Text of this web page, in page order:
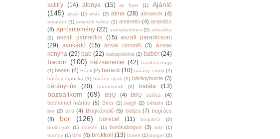
actifry (14) áfonya (15) air fryer (1)
Ajánló
(145)
ajvár (1) akác (2) alma (28) almaecet (4)
amaránt (1) amaretti keksz (1) amaretto (4) ananász
(8) aprósütemény (22) aranydurbincs (2) articsóka
(2)
aszalt gyümölcs (15) aszalt paradicsom
(29) avokádó (15) ázsiai citromfű (3)
ázsiai
konyha (29) bab (22) babapiskóta (2) babér (24)
bacon (100) balzsamecet (42) bambuszrügy
(1) banán (4) Bánk (2) barack (10) bárány comb (2)
bárány lapocka (1) bárány nyak (1) bárányborda (3)
bárányhús (20) barramundi (2) batáta (13)
bazsalikom (69) BBQ (4) BBQ szósz
(4)
bechamel mártás (5) Bécs (1) bejgli (2) bélszín (1)
bio (2) birs (4) Blogkóstoló (5) bodza (7) bogrács
(8)
bor (126) borecet (11) borjúbríz
(2)
borjúnyak (1) borkén (1) borókabogyó (3) böjt (1)
brandy (1) brie (6) brokkoli (13) burek (1) burger (2)